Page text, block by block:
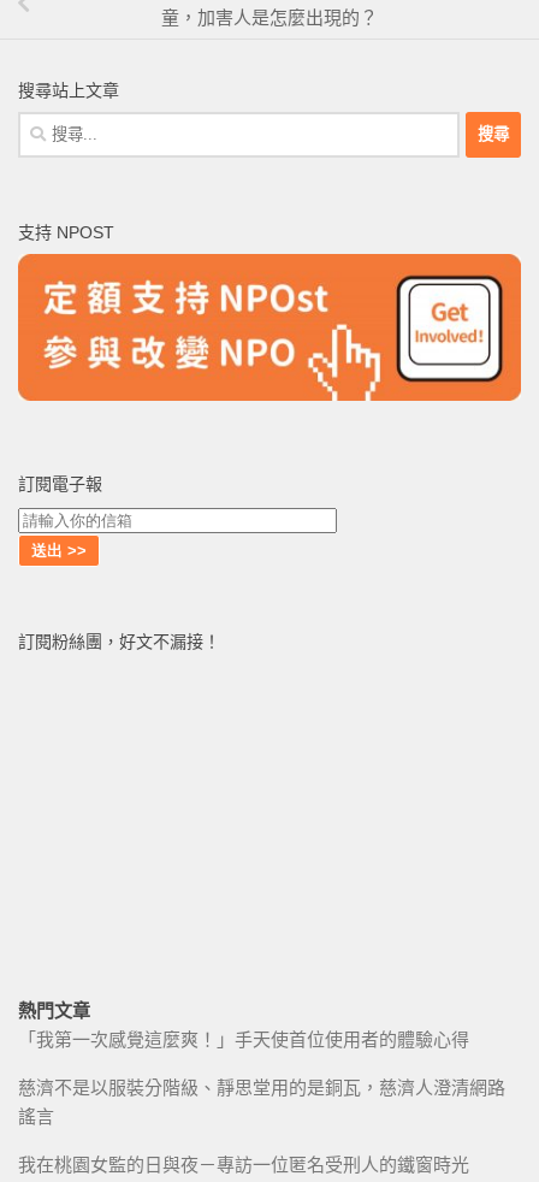
童，加害人是怎麼出現的？
搜尋站上文章
搜
尋
字:
支持 NPOST
訂閱電子報
訂閱粉絲團，好文不漏接！
熱門文章
「我第一次感覺這麼爽！」手天使首位使用者的體驗心得
慈濟不是以服裝分階級、靜思堂用的是銅瓦，慈濟人澄清網路
謠言
我在桃園女監的日與夜－專訪一位匿名受刑人的鐵窗時光